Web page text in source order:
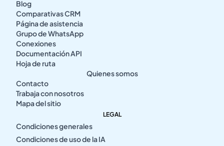
Blog
Comparativas CRM
Página de asistencia
Grupo de WhatsApp
Conexiones
Documentación API
Hoja de ruta
Quienes somos
Contacto
Trabaja con nosotros
Mapa del sitio
LEGAL
Condiciones generales
Condiciones de uso de la IA